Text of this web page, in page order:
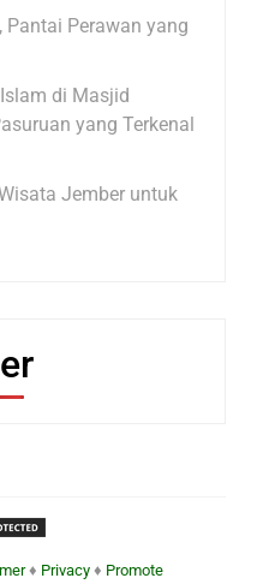
Pantai Perawan yang
di Masjid
yang Terkenal
Jember untuk
♦ Privacy ♦ Promote